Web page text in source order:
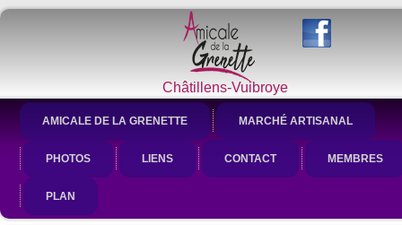
Châtillens-Vuibroye
AMICALE DE LA GRENETTE MARCHÉ ARTISANAL
PHOTOS LIENS CONTACT MEMBRES
PLAN